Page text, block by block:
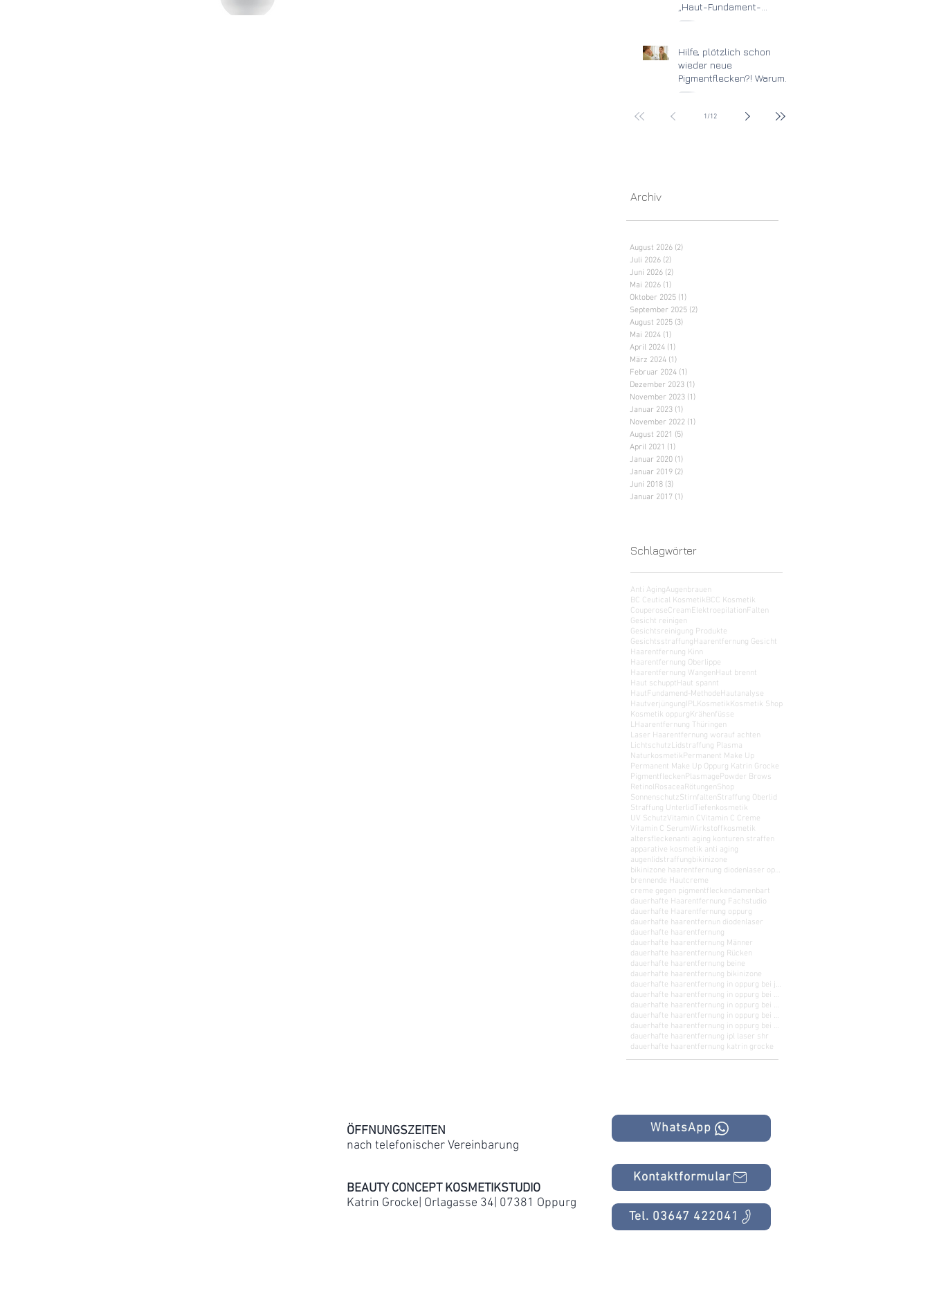
„Haut-Fundament-
Methode“ den
Hilfe, plötzlich schon
wieder neue
Pigmentflecken?! Warum
der Sommer deine Haut
Herausforderungen stellt
1/12
Archiv
August 2026 (2)
Juli 2026 (2)
Juni 2026 (2)
Mai 2026 (1)
Oktober 2025 (1)
September 2025 (2)
August 2025 (3)
Mai 2024 (1)
April 2024 (1)
März 2024 (1)
Februar 2024 (1)
Dezember 2023 (1)
November 2023 (1)
Januar 2023 (1)
November 2022 (1)
August 2021 (5)
April 2021 (1)
Januar 2020 (1)
Januar 2019 (2)
Juni 2018 (3)
Januar 2017 (1)
Schlagwörter
Anti AgingAugenbrauen
BC Ceutical KosmetikBCC Kosmetik
CouperoseCreamElektroepilation Falten
Gesicht reinigen
Gesichtsreinigung Produkte
GesichtsstraffungHaarentfernung Gesicht
Haarentfernung Kinn
Haarentfernung Oberlippe
Haarentfernung Wangen Haut brennt
Haut schupptHaut spannt
HautFundamend-MethodeHautanalyse
HautverjüngungIPLKosmetikKosmetik Shop
Kosmetik oppurgKrähenfüsse
LHaarentfernung Thüringen
Laser Haarentfernung worauf achten
LichtschutzLidstraffung Plasma
NaturkosmetikPermanent Make Up
Permanent Make Up Oppurg Katrin Grocke
Pigmentflecken PlasmagePowder Brows
RetinolRosaceaRötungen Shop
SonnenschutzStirnfalten Straffung Oberlid
Straffung Unterlid Tiefenkosmetik
UV SchutzVitamin C Vitamin C Creme
Vitamin C SerumWirkstoffkosmetik
altersflecken anti aging konturen straffen
apparative kosmetik anti aging
augenlidstraffungbikinizone
bikinizone haarentfernung diodenlaser oppurg poessneck schleiz rudolstadt saalfeld neustadt orla
brennende Hautcreme
creme gegen pigmentflecken damenbart
dauerhafte Haarentfernung Fachstudio
dauerhafte Haarentfernung oppurg
dauerhafte haarentfernun diodenlaser
dauerhafte haarentfernung
dauerhafte haarentfernung Männer
dauerhafte haarentfernung Rücken
dauerhafte haarentfernung beine
dauerhafte haarentfernung bikinizone
dauerhafte haarentfernung in oppurg bei jena
dauerhafte haarentfernung in oppurg bei kahla
dauerhafte haarentfernung in oppurg bei saalfeld
dauerhafte haarentfernung in oppurg bei schleiz
dauerhafte haarentfernung in oppurg bei zeulenroda
dauerhafte haarentfernung ipl laser shr
dauerhafte haarentfernung katrin grocke
​ÖFFNUNGSZEITEN
nach telefonischer Vereinbarung
BEAUTY CONCEPT KOSMETIKSTUDIO
Katrin Grocke| Orlagasse 34| 07381 Oppurg
WhatsApp
Kontaktformular
Tel. 03647 422041